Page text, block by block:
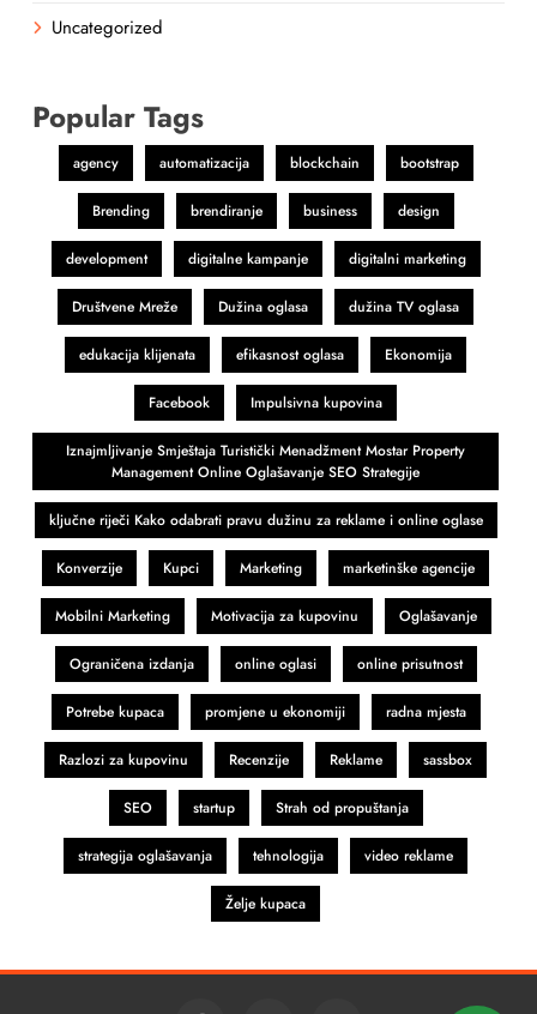
Uncategorized
Popular Tags
agency automatizacija blockchain bootstrap
Brending brendiranje business design
development digitalne kampanje digitalni marketing
Društvene Mreže Dužina oglasa dužina TV oglasa
edukacija klijenata efikasnost oglasa Ekonomija
Facebook Impulsivna kupovina
Iznajmljivanje Smještaja Turistički Menadžment Mostar Property
Management Online Oglašavanje SEO Strategije
ključne riječi Kako odabrati pravu dužinu za reklame i online oglase
Konverzije Kupci Marketing marketinške agencije
Mobilni Marketing Motivacija za kupovinu Oglašavanje
Ograničena izdanja online oglasi online prisutnost
Potrebe kupaca promjene u ekonomiji radna mjesta
Razlozi za kupovinu Recenzije Reklame sassbox
SEO startup Strah od propuštanja
strategija oglašavanja tehnologija video reklame
Želje kupaca